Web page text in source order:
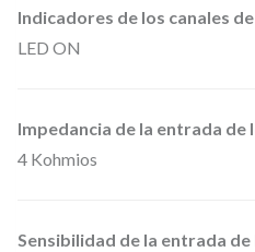
1
9
2
U
Indicadores de los canales
LED ON
Impedancia de la entrada de
4 Kohmios
Sensibilidad de la entrada